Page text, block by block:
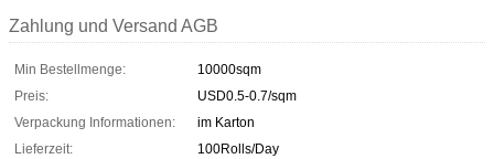
Zahlung und Versand AGB
Min Bestellmenge:
10000sqm
Preis:
USD0.5-0.7/sqm
Verpackung Informationen:
im Karton
Lieferzeit:
100Rolls/Day